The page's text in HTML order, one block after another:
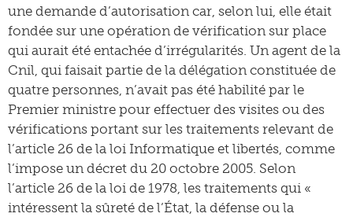
une demande d’autorisation car, selon lui, elle était
fondée sur une opération de vérification sur place
qui aurait été entachée d’irrégularités. Un agent de la
Cnil, qui faisait partie de la délégation constituée de
quatre personnes, n’avait pas été habilité par le
Premier ministre pour effectuer des visites ou des
vérifications portant sur les traitements relevant de
l’article 26 de la loi Informatique et libertés, comme
l’impose un décret du 20 octobre 2005. Selon
l’article 26 de la loi de 1978, les traitements qui «
intéressent la sûreté de l’État, la défense ou la